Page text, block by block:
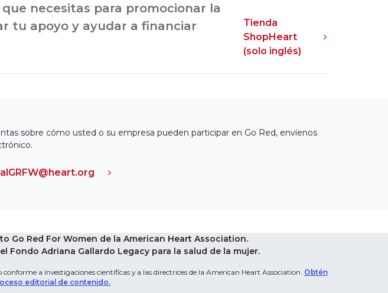
necesitas para promocionar la
tu apoyo y ayudar a financiar
Tienda
ShopHeart
(solo inglés)
sobre cómo usted o su empresa pueden participar en Go Red, envíenos
Go Red For Women de la American Heart Association.
Adriana Gallardo Legacy para la salud de la mujer.
a investigaciones científicas y a las directrices de la American Heart Association. Obtén
editorial de contenido.